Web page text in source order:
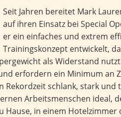
Seit Jahren bereitet Mark
auf ihren Einsatz bei Special
er ein einfaches und extrem
Trainingskonzept entwickelt,
als Widerstand
erfordern ein Minimum an
schlank, stark und
Arbeitsmenschen ideal,
Hause, in einem Hotelzimmer